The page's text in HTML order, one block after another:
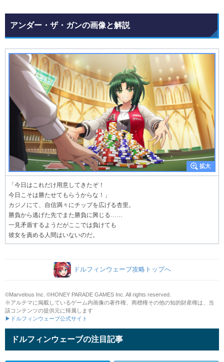
アンダー・ザ・ガンの画像と解説
「今日はこれだけ用意してきたぞ！
今日こそは勝たせてもらうからな！」
カジノにて、自信満々にチップを広げる杏里。
勝負から逃げた先でまた勝負に興じる……
一見矛盾するようだがここでは負けても
彼女を責める人間はいないのだ。
ドルフィンウェーブ攻略トップへ
©Marvelous Inc. ©HONEY PARADE GAMES Inc. All rights reserved.
※アルテマに掲載しているゲーム内画像の著作権、商標権その他の知的財産権は、当
該コンテンツの提供元に帰属します
▶ドルフィンウェーブ公式サイト
ドルフィンウェーブの注目記事